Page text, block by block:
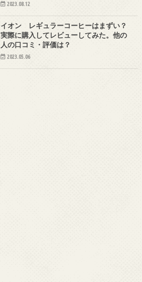
2023.08.12
イオン レギュラーコーヒーはまずい？
実際に購入してレビューしてみた。他の
人の口コミ・評価は？
2023.05.06